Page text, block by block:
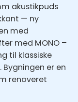
akustikpuds
— ny
med
med MONO –
til klassiske
er en
renoveret